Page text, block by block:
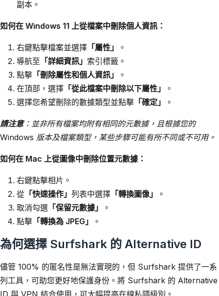
副本。
如何在 Windows 11 上從檔案中刪除個人資訊：
右鍵點擊檔案並選擇「屬性」
。
導航至 「詳細資訊」 索引標籤。
點擊「刪除屬性和個人資訊」
。
在頂部，選擇「從此檔案中刪除以下屬性」
。
選擇您希望刪除的數據類型並點擊「確定」 。
請注意： 並非所有檔案均附有相同的元數據，且根據您的
Windows 版本及檔案類型，某些步驟可能有所不同或不可用。
如何在 Mac 上從圖像中刪除位置元數據：
右鍵點擊相片。
從 「快速操作」 列表中選擇「轉換圖像」
。
取消勾選「保留元數據」
。
點擊「轉換為 JPEG」 。
為何選擇 Surfshark 的 Alternative ID
儘管 100% 的匿名性是無法實現的，但 Surfshark 提供了一系
列工具，可助您更好地保護身份。將 Surfshark 的 Alternative
ID 與 VPN 結合使用，可大幅提高在線私隱級別。